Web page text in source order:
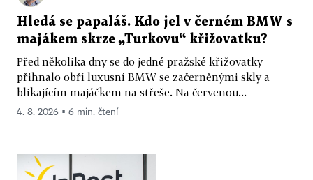
Hledá se papaláš. Kdo jel v černém BMW s
majákem skrze „Turkovu“ křižovatku?
Před několika dny se do jedné pražské křižovatky
přihnalo obří luxusní BMW se začerněnými skly a
blikajícím majáčkem na střeše. Na červenou...
4. 8. 2026 ▪ 6 min. čtení